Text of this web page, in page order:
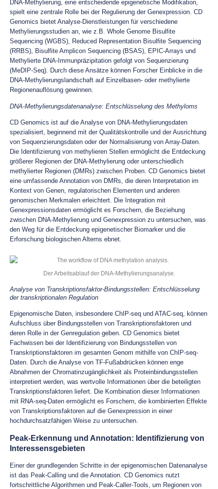
DNA-Methylierung, eine entscheidende epigenetische Modifikation,
spielt eine zentrale Rolle bei der Regulierung der Genexpression. CD
Genomics bietet Analyse-Dienstleistungen für verschiedene
Methylierungsstudien an, wie z.B. Whole Genome Bisulfite
Sequencing (WGBS), Reduced Representation Bisulfite Sequencing
(RRBS), Bisulfite Amplicon Sequencing (BSAS), EPIC-Arrays und
Methylierte DNA-Immunpräzipitation gefolgt von Sequenzierung
(MeDIP-Seq). Durch diese Ansätze können Forscher Einblicke in die
DNA-Methylierungslandschaft auf Einzelbasen- oder methylierte
Regionenauflösung gewinnen.
DNA-Methylierungsdatenanalyse: Entschlüsselung des Methyloms
CD Genomics ist auf die Analyse von DNA-Methylierungsdaten
spezialisiert, beginnend mit der Qualitätskontrolle und der Ausrichtung
von Sequenzierungsdaten oder der Normalisierung von Array-Daten.
Die Identifizierung von methylieren Stellen ermöglicht die Entdeckung
größerer Regionen der DNA-Methylierung oder unterschiedlich
methylierter Regionen (DMRs) zwischen Proben. CD Genomics bietet
eine umfassende Annotation von DMRs, die deren Interpretation im
Kontext von Genen, regulatorischen Elementen und anderen
genomischen Merkmalen erleichtert. Die Integration mit
Genexpressionsdaten ermöglicht es Forschern, die Beziehung
zwischen DNA-Methylierung und Genexpression zu untersuchen, was
den Weg für die Entdeckung epigenetischer Biomarker und die
Erforschung biologischen Alterns ebnet.
Der Arbeitsablauf der DNA-Methylierungsanalyse.
Analyse von Transkriptionsfaktor-Bindungsstellen: Entschlüsselung
der transkriptionalen Regulation
Epigenomische Daten, insbesondere ChIP-seq und ATAC-seq, können
Aufschluss über Bindungsstellen von Transkriptionsfaktoren und
deren Rolle in der Genregulation geben. CD Genomics bietet
Fachwissen bei der Identifizierung von Bindungsstellen von
Transkriptionsfaktoren im gesamten Genom mithilfe von ChIP-seq-
Daten. Durch die Analyse von TF-Fußabdrücken können enge
Abnahmen der Chromatinzugänglichkeit als Proteinbindungsstellen
interpretiert werden, was wertvolle Informationen über die beteiligten
Transkriptionsfaktoren liefert. Die Kombination dieser Informationen
mit RNA-seq-Daten ermöglicht es Forschern, die kombinierten Effekte
von Transkriptionsfaktoren auf die Genexpression in einer
hochdurchsatzfähigen Weise zu untersuchen.
Peak-Erkennung und Annotation: Identifizierung von
Interessensgebieten
Einer der grundlegenden Schritte in der epigenomischen Datenanalyse
ist das Peak-Calling und die Annotation. CD Genomics nutzt
fortschrittliche Algorithmen und Peak-Caller-Tools, um Regionen von